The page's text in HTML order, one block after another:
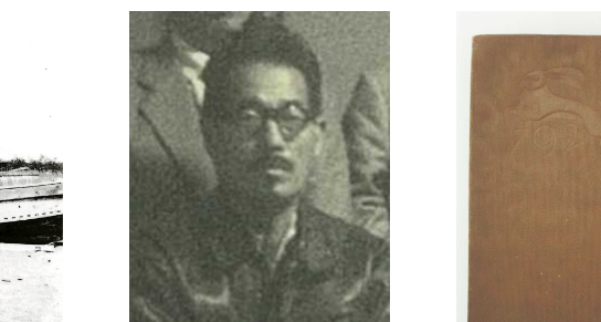
病院
市議会
会計管理者
出納室
市立総合
患者サポ
病院管理
病院管理